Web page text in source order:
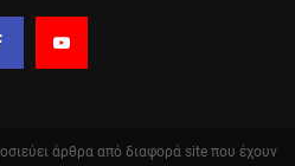
άρθρα από διαφορά site που έχουν